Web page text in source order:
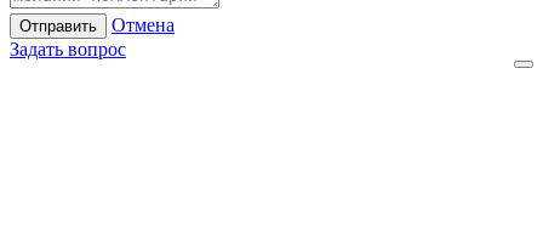
Отправить
Отмена
Задать вопрос